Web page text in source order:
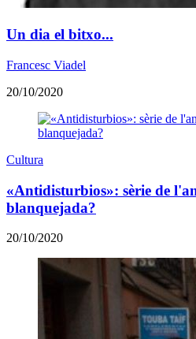
Un dia el bitxo...
Francesc Viadel
20/10/2020
Cultura
«Antidisturbios»: sèrie de
blanquejada?
20/10/2020